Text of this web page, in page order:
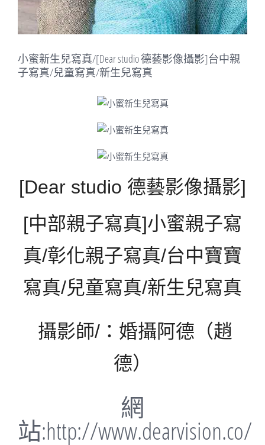
小蜜新生兒寫真/[Dear studio 德藝影像攝影]台中親
子寫真/兒童寫真/新生兒寫真
[Dear studio 德藝影像攝影]
[中部親子寫真]小蜜親子寫
真/彰化親子寫真/台中寶寶
寫真/兒童寫真/新生兒寫真
攝影師/：婚攝阿德（趙
德）
網
站:http://www.dearvision.co/